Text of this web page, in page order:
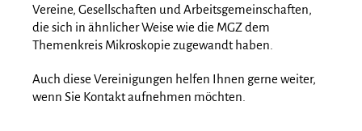
Vereine, Gesellschaften und Arbeitsgemeinschaften,
die sich in ähnlicher Weise wie die MGZ dem
Themenkreis Mikroskopie zugewandt haben.
Auch diese Vereinigungen helfen Ihnen gerne weiter,
wenn Sie Kontakt aufnehmen möchten.